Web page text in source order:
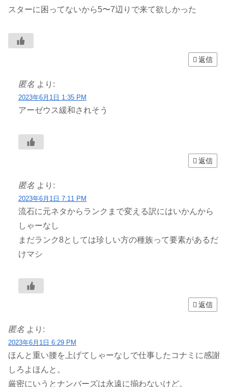
スターに困ってないから5〜7辺りで来て欲しかった
返信
匿名 より:
2023年6月1日 1:35 PM
アーゼウス緩和されそう
返信
匿名 より:
2023年6月1日 7:11 PM
流石に元ネタからランクまで変える訳にはいかんから
しゃーなし
まだランク8としては珍しい方の種族って要素があるだ
けマシ
返信
匿名 より:
2023年6月1日 6:29 PM
ほんと重い腰を上げてしゃーなしで仕事したコナミに感謝
しろよほんと。
厳密にいうとナンバーズは永遠に揃わないけど。